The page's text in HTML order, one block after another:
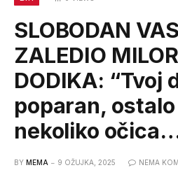
SLOBODAN
ZALEDIO
DODIKA: “Tvoj
poparan,
nekoliko
BY MEMA 9 OŽUJKA, 2025 NEMA